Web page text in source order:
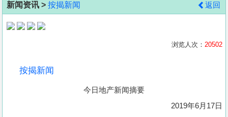
地
产
新闻资讯 > 按揭新闻 返回
浏览人次： 20502
按揭新闻
今日地产新闻摘要
2019年6月17日